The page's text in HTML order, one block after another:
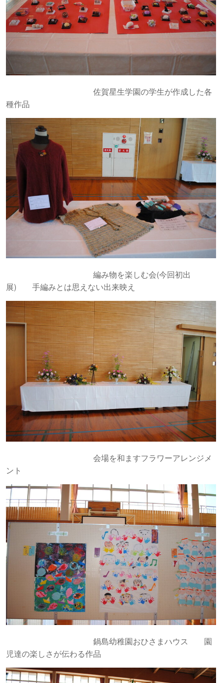
佐賀星生学園の学生が作成した各
種作品
編み物を楽しむ会(今回初出
展) 手編みとは思えない出来映え
会場を和ますフラワーアレンジメ
ント
鍋島幼稚園おひさまハウス 園
児達の楽しさが伝わる作品